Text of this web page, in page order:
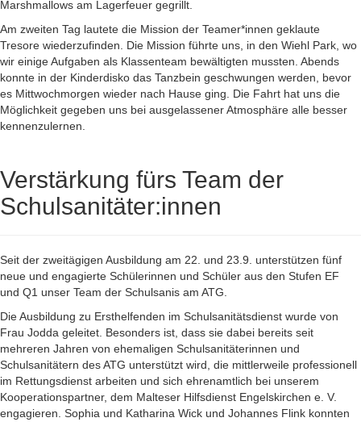
Marshmallows am Lagerfeuer gegrillt.
Am zweiten Tag lautete die Mission der Teamer*innen geklaute
Tresore wiederzufinden. Die Mission führte uns, in den Wiehl Park, wo
wir einige Aufgaben als Klassenteam bewältigten mussten. Abends
konnte in der Kinderdisko das Tanzbein geschwungen werden, bevor
es Mittwochmorgen wieder nach Hause ging. Die Fahrt hat uns die
Möglichkeit gegeben uns bei ausgelassener Atmosphäre alle besser
kennenzulernen.
Verstärkung fürs Team der
Schulsanitäter:innen
Seit der zweitägigen Ausbildung am 22. und 23.9. unterstützen fünf
neue und engagierte Schülerinnen und Schüler aus den Stufen EF
und Q1 unser Team der Schulsanis am ATG.
Die Ausbildung zu Ersthelfenden im Schulsanitätsdienst wurde von
Frau Jodda geleitet. Besonders ist, dass sie dabei bereits seit
mehreren Jahren von ehemaligen Schulsanitäterinnen und
Schulsanitätern des ATG unterstützt wird, die mittlerweile professionell
im Rettungsdienst arbeiten und sich ehrenamtlich bei unserem
Kooperationspartner, dem Malteser Hilfsdienst Engelskirchen e. V.
engagieren. Sophia und Katharina Wick und Johannes Flink konnten